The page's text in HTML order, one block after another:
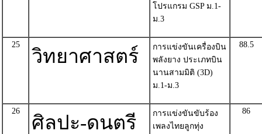
โปรแกรม GSP ม.1-
ม.3
25
วิทยาศาสตร์
การแข่งขันเครื่องบิน
พลังยาง ประเภทบิน
นานสามมิติ (3D)
ม.1-ม.3
88.5
26
ศิลปะ-ดนตรี
การแข่งขันขับร้อง
เพลงไทยลูกทุ่ง
86